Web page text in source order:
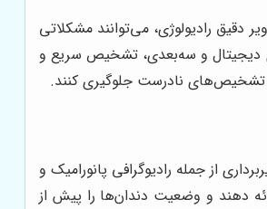
دقیق رادیولوژی، می‌توانند مشکلاتی
دیجیتال و سه‌بعدی، تشخیص سریع و
تشخیص‌های نادرست جلوگیری کنند.
از جمله رادیوگرافی پانورامیک و
دهند و وضعیت دندان‌ها را پیش از